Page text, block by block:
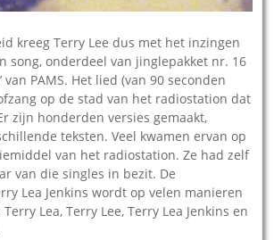
kreeg Terry Lee dus met het inzingen
song, onderdeel van jinglepakket nr. 16
van PAMS. Het lied (van 90 seconden
op de stad van het radiostation dat
zijn honderden versies gemaakt,
teksten. Veel kwamen ervan op
van het radiostation. Ze had zelf
van die singles in bezit. De
Lea Jenkins wordt op velen manieren
Lea, Terry Lee, Terry Lea Jenkins en